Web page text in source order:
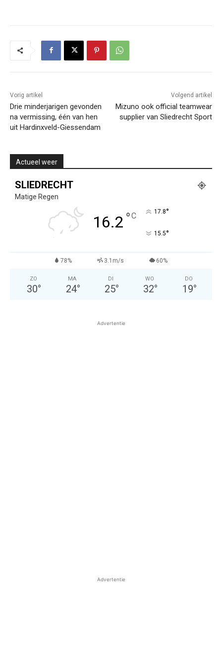
Vorig artikel
Drie minderjarigen gevonden
na vermissing, één van hen
uit Hardinxveld-Giessendam
Volgend artikel
Mizuno ook official teamwear
supplier van Sliedrecht Sport
Actueel weer
SLIEDRECHT
Matige Regen
16.2 °C 17.8°
15.5°
78% 3.1m/s 60%
ZO
30°
MA
24°
DI
25°
WO
32°
DO
19°
Advertentie
Advertentie